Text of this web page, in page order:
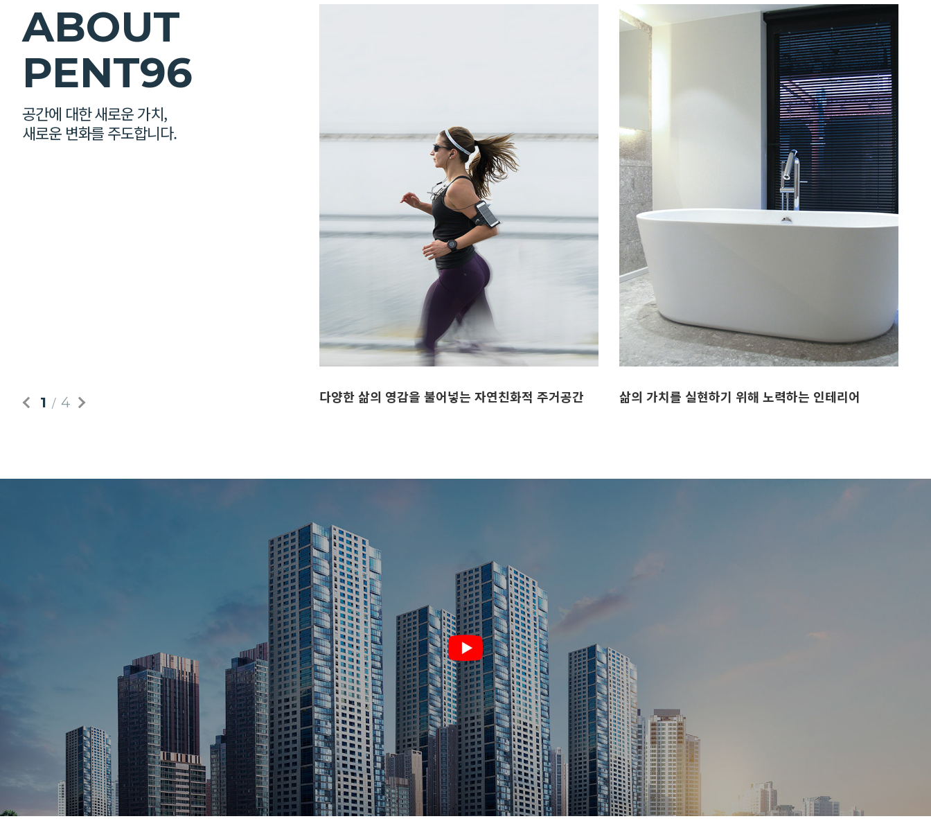
ABOUT
PENT96
공간에 대한 새로운 가치,
새로운 변화를 주도합니다.
다양한 삶의 영감을 불어넣는 자연친화적 주거공간 삶의 가치를 실현하기 위해 노력하는 인테리어 여가 및 휴식 공간으로 편안한 삶을 제공
2